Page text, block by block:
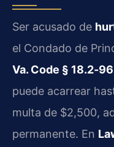
Ser acusado de
el Condado de
Va. Code § 18.2‑96
puede acarrear
multa de $2,500,
permanente. En